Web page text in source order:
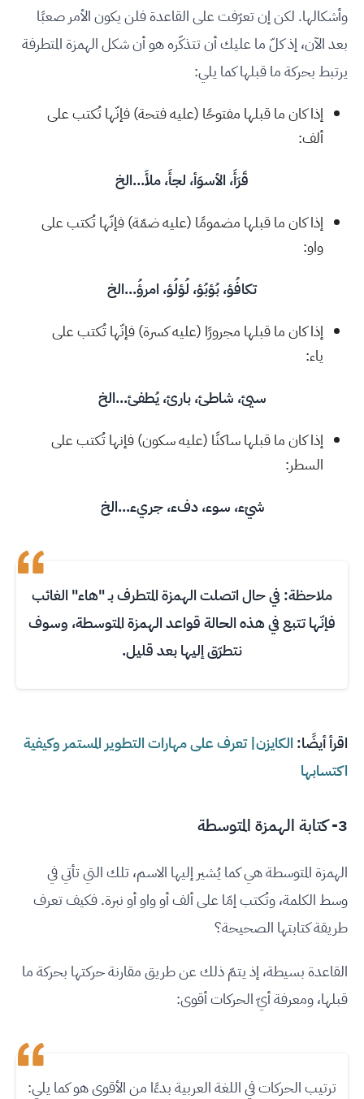
وأشكالها. لكن إن تعرّفت على القاعدة فلن يكون الأمر صعبًا
بعد الآن، إذ كلّ ما عليك أن تتذكّره هو أن شكل الهمزة المتطرفة
يرتبط بحركة ما قبلها كما يلي:
إذا كان ما قبلها مفتوحًا (عليه فتحة) فإنّها تُكتب على
ألف:
قَرَأَ، الأسوَأ، لجأَ، ملأَ...الخ
إذا كان ما قبلها مضمومًا (عليه ضمّة) فإنّها تُكتب على
واو:
تكافُؤ، بُؤبُؤ، لُؤلُؤ، امرؤُ...الخ
إذا كان ما قبلها مجرورًا (عليه كسرة) فإنّها تُكتب على
ياء:
سيئ، شاطئ، بارئ، يُطفئ...الخ
إذا كان ما قبلها ساكنًا (عليه سكون) فإنها تُكتب على
السطر:
شيْء، سوء، دفء، جريء...الخ
ملاحظة: في حال اتصلت الهمزة المتطرف بـ "هاء" الغائب
فإنّها تتبع في هذه الحالة قواعد الهمزة المتوسطة، وسوف
نتطرّق إليها بعد قليل.
اقرأ أيضًا: الكايزن| تعرف على مهارات التطوير المستمر وكيفية
اكتسابها
3- كتابة الهمزة المتوسطة
الهمزة المتوسطة هي كما يُشير إليها الاسم، تلك التي تأتي في
وسط الكلمة، وتُكتب إمّا على ألف أو واو أو نبرة. فكيف تعرف
طريقة كتابتها الصحيحة؟
القاعدة بسيطة، إذ يتمّ ذلك عن طريق مقارنة حركتها بحركة ما
قبلها، ومعرفة أيّ الحركات أقوى:
ترتيب الحركات في اللغة العربية بدءًا من الأقوى هو كما يلي: